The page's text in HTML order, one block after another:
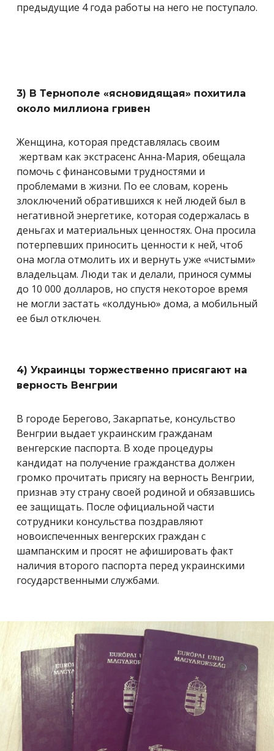
предыдущие 4 года работы на него не поступало.
3) В Тернополе «ясновидящая» похитила
около миллиона гривен
Женщина, которая представлялась своим
жертвам как экстрасенс Анна-Мария, обещала
помочь с финансовыми трудностями и
проблемами в жизни. По ее словам, корень
злоключений обратившихся к ней людей был в
негативной энергетике, которая содержалась в
деньгах и материальных ценностях. Она просила
потерпевших приносить ценности к ней, чтоб
она могла отмолить их и вернуть уже «чистыми»
владельцам. Люди так и делали, принося суммы
до 10 000 долларов, но спустя некоторое время
не могли застать «колдунью» дома, а мобильный
ее был отключен.
4) Украинцы торжественно присягают на
верность Венгрии
В городе Берегово, Закарпатье, консульство
Венгрии выдает украинским гражданам
венгерские паспорта. В ходе процедуры
кандидат на получение гражданства должен
громко прочитать присягу на верность Венгрии,
признав эту страну своей родиной и обязавшись
ее защищать. После официальной части
сотрудники консульства поздравляют
новоиспеченных венгерских граждан с
шампанским и просят не афишировать факт
наличия второго паспорта перед украинскими
государственными службами.